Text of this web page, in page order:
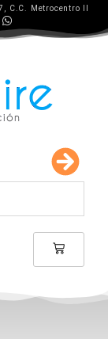
C.C. Metrocentro II